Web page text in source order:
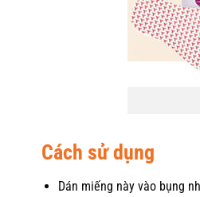
Cách sử dụng
Dán miếng này vào bụng